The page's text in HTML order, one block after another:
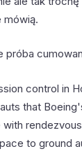
mówią.
próba
control in
that
with rendezvous
to ground